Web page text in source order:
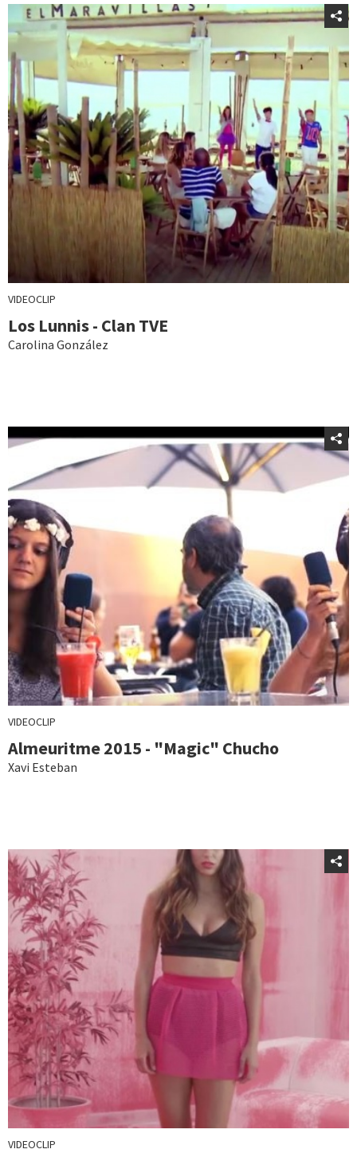
VIDEOCLIP
Los Lunnis - Clan TVE
Carolina González
VIDEOCLIP
Almeuritme 2015 - "Magic" Chucho
Xavi Esteban
VIDEOCLIP